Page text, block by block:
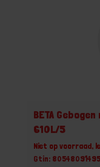
BETA
610L/5
Niet op voorraad,
Gtin: